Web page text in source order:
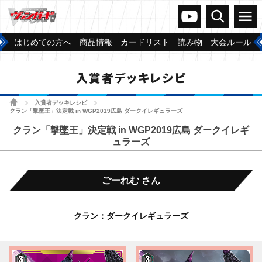
ヴァンガードch
検索 メニュー
はじめての方へ 商品情報 カードリスト 読み物 大会ルール
入賞者デッキレシピ
ホーム 入賞者デッキレシピ
クラン「撃墜王」決定戦 in WGP2019広島 ダークイレギュラーズ
クラン「撃墜王」決定戦 in WGP2019広島 ダークイレギ
ュラーズ
ごーれむ さん
クラン：ダークイレギュラーズ